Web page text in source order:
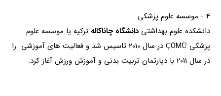
4 - موسسه علوم پزشکی
دانشکده علوم بهداشتی دانشگاه چاناکاله ترکیه یا موسسه علوم
پزشکی ÇOMÜ در سال 2010 تاسیس شد و فعالیت های آموزشی را
در سال 2011 با دپارتمان تربیت بدنی و آموزش ورزش آغاز کرد.